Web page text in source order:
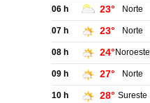
06 h 23° Norte
07 h 23° Norte
08 h 24° Noroeste
09 h 27° Norte
10 h 28° Sureste